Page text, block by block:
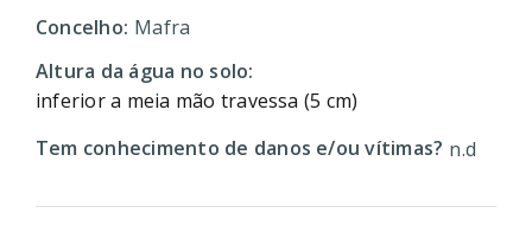
Concelho: Mafra
Altura da água no solo:
inferior a meia mão travessa (5 cm)
Tem conhecimento de danos e/ou vítimas? n.d